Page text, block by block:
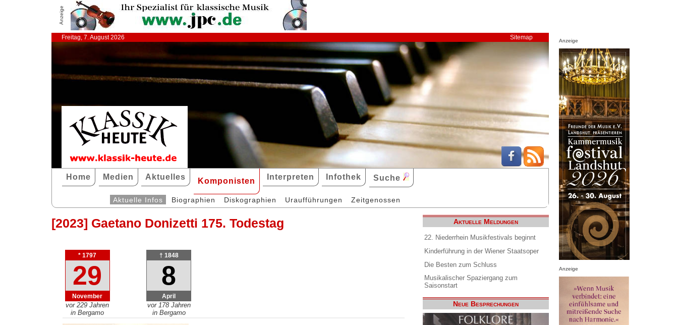
Anzeige
Freitag, 7. August 2026 Sitemap
Home Medien Aktuelles Komponisten Interpreten Infothek Suche
Aktuelle Infos Biographien Diskographien Uraufführungen Zeitgenossen
[2023] Gaetano Donizetti 175. Todestag
* 1797
29
November
vor 229 Jahren
in Bergamo
† 1848
8
April
vor 178 Jahren
in Bergamo
Aktuelle Meldungen
22. Niederrhein Musikfestivals beginnt
Kinderführung in der Wiener Staatsoper
Die Besten zum Schluss
Musikalischer Spaziergang zum
Saisonstart
Neue Besprechungen
Anzeige
Anzeige